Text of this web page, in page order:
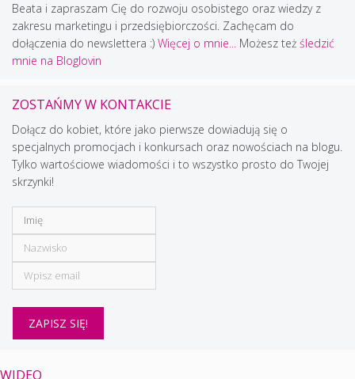
Beata i zapraszam Cię do rozwoju osobistego oraz wiedzy z
zakresu marketingu i przedsiębiorczości. Zachęcam do
dołączenia do newslettera :) Więcej o mnie... Możesz też śledzić
mnie na Bloglovin
ZOSTAŃMY W KONTAKCIE
Dołącz do kobiet, które jako pierwsze dowiadują się o
specjalnych promocjach i konkursach oraz nowościach na blogu.
Tylko wartościowe wiadomości i to wszystko prosto do Twojej
skrzynki!
WIDEO